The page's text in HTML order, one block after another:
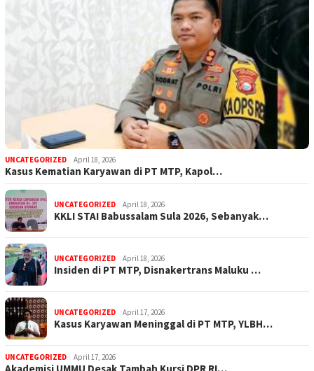
UNCATEGORIZED April 18, 2026
Kasus Kematian Karyawan di PT MTP, Kapol…
UNCATEGORIZED April 18, 2026
KKLI STAI Babussalam Sula 2026, Sebanyak…
UNCATEGORIZED April 18, 2026
Insiden di PT MTP, Disnakertrans Maluku …
UNCATEGORIZED April 17, 2026
Kasus Karyawan Meninggal di PT MTP, YLBH…
UNCATEGORIZED April 17, 2026